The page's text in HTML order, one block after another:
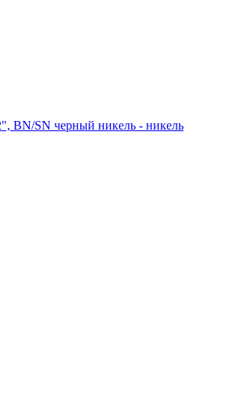
ВN/SN черный никель - никель